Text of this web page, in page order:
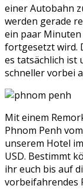
einer Autobahn
werden gerade
ein paar
fortgesetzt wird.
es tatsächlich ist
schneller vorbei
Mit einem
Phnom Penh vom
unserem Hotel
USD. Bestimmt
ihr euch bis auf
vorbeifahrendes